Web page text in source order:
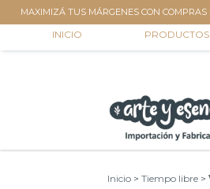
MAXIMIZÁ TUS MÁRGENES CON COMPRAS
INICIO PRODUCTOS
Inicio > Tiempo libre >